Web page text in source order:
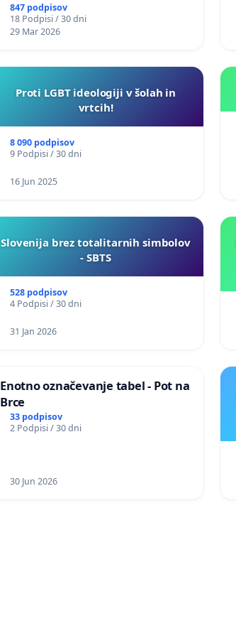
847 podpisov
18 Podpisi / 30 dni
29 Mar 2026
Proti LGBT ideologiji v šolah in
vrtcih!
8 090 podpisov
9 Podpisi / 30 dni
16 Jun 2025
Slovenija brez totalitarnih simbolov
- SBTS
528 podpisov
4 Podpisi / 30 dni
31 Jan 2026
Enotno označevanje tabel - Pot na
Brce
33 podpisov
2 Podpisi / 30 dni
30 Jun 2026